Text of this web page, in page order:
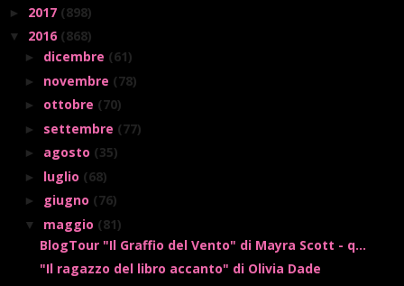
► 2017 (898)
▼ 2016 (868)
► dicembre (61)
► novembre (78)
► ottobre (70)
► settembre (77)
► agosto (35)
► luglio (68)
► giugno (76)
▼ maggio (81)
BlogTour "Il Graffio del Vento" di Mayra Scott - q...
"Il ragazzo del libro accanto" di Olivia Dade